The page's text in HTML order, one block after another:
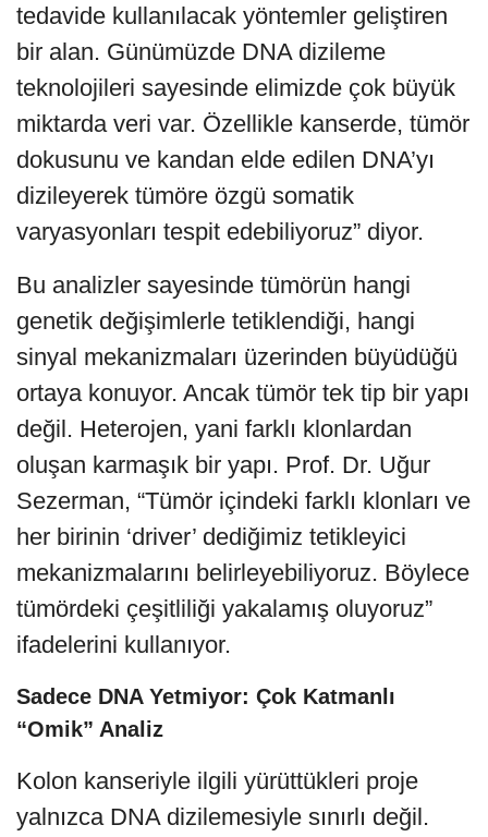
tedavide kullanılacak yöntemler geliştiren
bir alan. Günümüzde DNA dizileme
teknolojileri sayesinde elimizde çok büyük
miktarda veri var. Özellikle kanserde, tümör
dokusunu ve kandan elde edilen DNA’yı
dizileyerek tümöre özgü somatik
varyasyonları tespit edebiliyoruz” diyor.
Bu analizler sayesinde tümörün hangi
genetik değişimlerle tetiklendiği, hangi
sinyal mekanizmaları üzerinden büyüdüğü
ortaya konuyor. Ancak tümör tek tip bir yapı
değil. Heterojen, yani farklı klonlardan
oluşan karmaşık bir yapı. Prof. Dr. Uğur
Sezerman, “Tümör içindeki farklı klonları ve
her birinin ‘driver’ dediğimiz tetikleyici
mekanizmalarını belirleyebiliyoruz. Böylece
tümördeki çeşitliliği yakalamış oluyoruz”
ifadelerini kullanıyor.
Sadece DNA Yetmiyor: Çok Katmanlı
“Omik” Analiz
Kolon kanseriyle ilgili yürüttükleri proje
yalnızca DNA dizilemesiyle sınırlı değil.